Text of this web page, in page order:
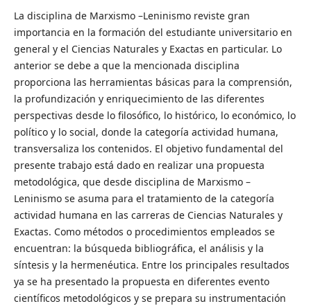
La disciplina de Marxismo –Leninismo reviste gran
importancia en la formación del estudiante universitario en
general y el Ciencias Naturales y Exactas en particular. Lo
anterior se debe a que la mencionada disciplina
proporciona las herramientas básicas para la comprensión,
la profundización y enriquecimiento de las diferentes
perspectivas desde lo filosófico, lo histórico, lo económico, lo
político y lo social, donde la categoría actividad humana,
transversaliza los contenidos. El objetivo fundamental del
presente trabajo está dado en realizar una propuesta
metodológica, que desde disciplina de Marxismo –
Leninismo se asuma para el tratamiento de la categoría
actividad humana en las carreras de Ciencias Naturales y
Exactas. Como métodos o procedimientos empleados se
encuentran: la búsqueda bibliográfica, el análisis y la
síntesis y la hermenéutica. Entre los principales resultados
ya se ha presentado la propuesta en diferentes evento
científicos metodológicos y se prepara su instrumentación